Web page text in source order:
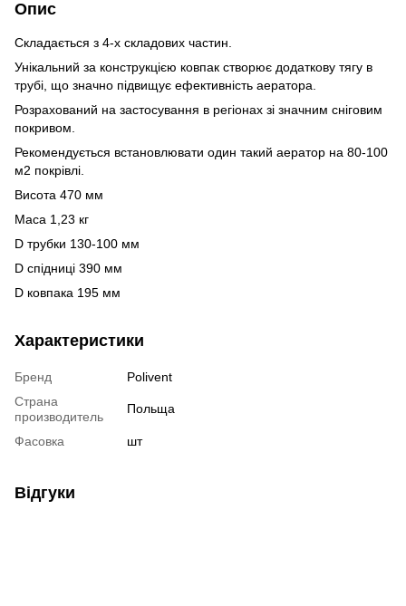
Опис
Складається з 4-х складових частин.
Унікальний за конструкцією ковпак створює додаткову тягу в
трубі, що значно підвищує ефективність аератора.
Розрахований на застосування в регіонах зі значним сніговим
покривом.
Рекомендується встановлювати один такий аератор на 80-100
м2 покрівлі.
Висота 470 мм
Маса 1,23 кг
D трубки 130-100 мм
D спідниці 390 мм
D ковпака 195 мм
Характеристики
Бренд
Polivent
Страна
производитель
Польща
Фасовка шт
Відгуки